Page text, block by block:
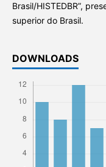
Brasil/HISTEDBR”,
superior do Brasil.
DOWNLOADS